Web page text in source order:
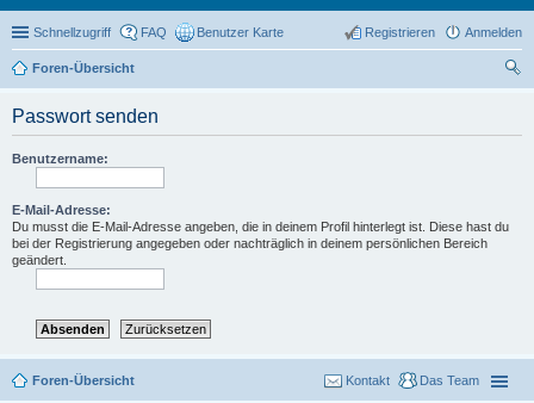
Schnellzugriff FAQ Benutzer Karte Anmelden
Registrieren
Foren-Übersicht
Passwort senden
Benutzername:
E-Mail-Adresse:
Du musst die E-Mail-Adresse angeben, die in deinem Profil hinterlegt ist. Diese hast du
bei der Registrierung angegeben oder nachträglich in deinem persönlichen Bereich
geändert.
Foren-Übersicht Das Team
Kontakt